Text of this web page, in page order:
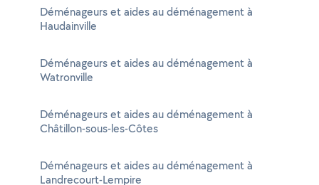
Déménageurs et aides au déménagement à
Haudainville
Déménageurs et aides au déménagement à
Watronville
Déménageurs et aides au déménagement à
Châtillon-sous-les-Côtes
Déménageurs et aides au déménagement à
Landrecourt-Lempire